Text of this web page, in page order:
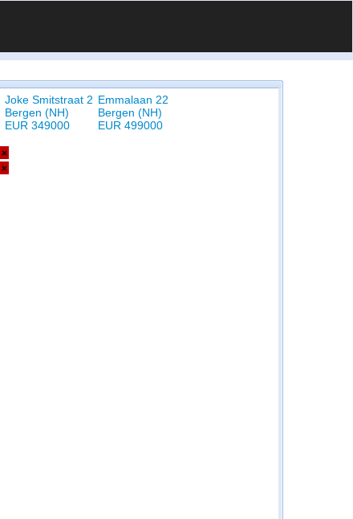
Joke Smitstraat 2
Bergen (NH)
EUR 349000
Emmalaan 22
Bergen (NH)
EUR 499000
×
×